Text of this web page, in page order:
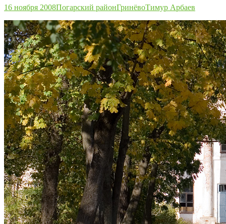
16 ноября 2008Погарский районГринёвоТимур Арбаев